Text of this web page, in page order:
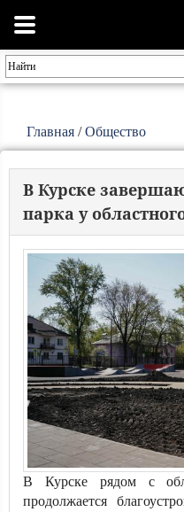
Главная /Общество
В Курске
парка у
В Курске рядом с
продолжается